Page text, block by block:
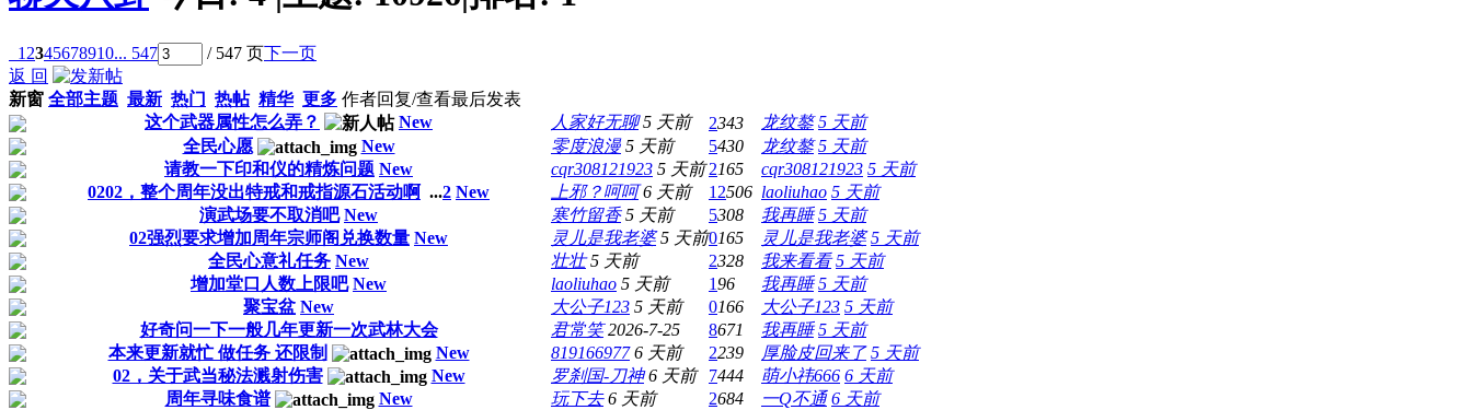
1 2345678910... 547 / 547 页下一页
返 回
新窗 全部主题 最新 热门 热帖 精华 更多 作者回复/查看最后发表
这个武器属性怎么弄？
New 人家好无聊 5 天前 2343 龙纹鏊 5 天前
全民心愿
New 零度浪漫 5 天前 5430 龙纹鏊 5 天前
请教一下印和仪的精炼问题 New cqr308121923 5 天前 2165 cqr308121923 5 天前
0202，整个周年没出特戒和戒指源石活动啊 ...2 New 上邪？呵呵 6 天前 12506 laoliuhao 5 天前
演武场要不取消吧 New 寒竹留香 5 天前 5308 我再睡 5 天前
02强烈要求增加周年宗师阁兑换数量 New 灵儿是我老婆 5 天前0165 灵儿是我老婆 5 天前
全民心意礼任务 New 壮壮 5 天前 2328 我来看看 5 天前
增加堂口人数上限吧 New laoliuhao 5 天前 196 我再睡 5 天前
聚宝盆 New 大公子123 5 天前 0166 大公子123 5 天前
好奇问一下一般几年更新一次武林大会
君常笑 2026-7-25 8671 我再睡 5 天前
本来更新就忙 做任务 还限制
New 819166977 6 天前 2239 厚脸皮回来了 5 天前
02，关于武当秘法溅射伤害
New 罗刹国-刀神 6 天前 7444 萌小祎666 6 天前
周年寻味食谱
New 玩下去 6 天前 2684 一Q不通 6 天前